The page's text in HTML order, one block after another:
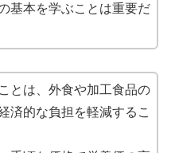
基本を学ぶことは重要だ
とは、外食や加工食品の
済的な負担を軽減するこ